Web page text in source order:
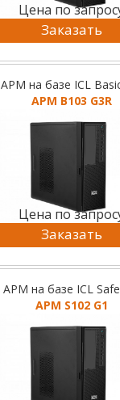
Цена по
Заказать
АРМ на базе ICL
АРМ B103 G3R
Цена по
Заказать
АРМ на базе ICL
АРМ S102 G1